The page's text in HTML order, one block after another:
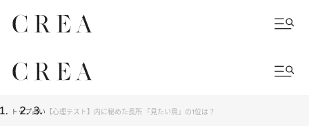
トップ占い 【心理テスト】内に秘めた長所 「見たい鳥」の1位は？